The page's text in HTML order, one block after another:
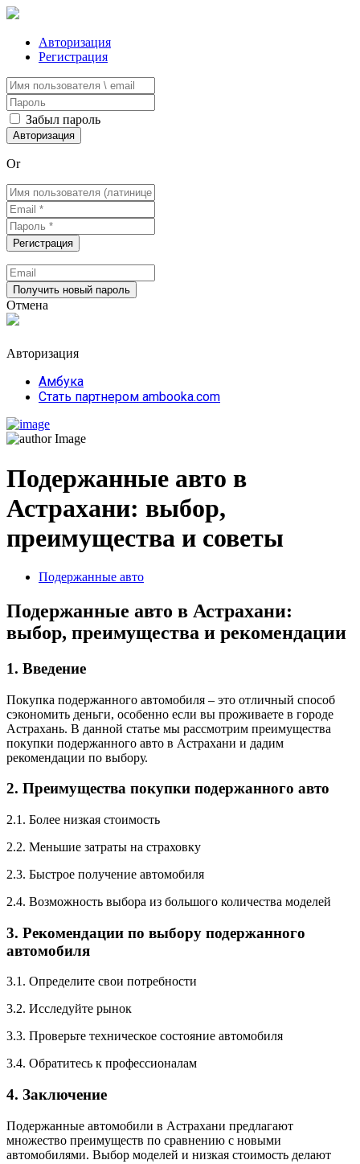
Авторизация
Регистрация
Забыл пароль
Or
Отмена
Авторизация
Амбука
Стать партнером ambooka.com
Подержанные авто в
Астрахани: выбор,
преимущества и советы
Подержанные авто
Подержанные авто в Астрахани:
выбор, преимущества и рекомендации
1. Введение
Покупка подержанного автомобиля – это отличный способ
сэкономить деньги, особенно если вы проживаете в городе
Астрахань. В данной статье мы рассмотрим преимущества
покупки подержанного авто в Астрахани и дадим
рекомендации по выбору.
2. Преимущества покупки подержанного авто
2.1. Более низкая стоимость
2.2. Меньшие затраты на страховку
2.3. Быстрое получение автомобиля
2.4. Возможность выбора из большого количества моделей
3. Рекомендации по выбору подержанного
автомобиля
3.1. Определите свои потребности
3.2. Исследуйте рынок
3.3. Проверьте техническое состояние автомобиля
3.4. Обратитесь к профессионалам
4. Заключение
Подержанные автомобили в Астрахани предлагают
множество преимуществ по сравнению с новыми
автомобилями. Выбор моделей и низкая стоимость делают